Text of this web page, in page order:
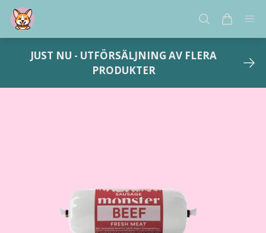
JUST NU - UTFÖRSÄLJNING AV FLERA
PRODUKTER